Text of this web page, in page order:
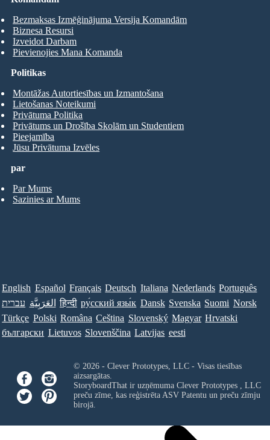
Bezmaksas Izmēģinājuma Versija Komandām
Biznesa Resursi
Izveidot Darbam
Pievienojies Mana Komanda
par
Par Mums
Sazinies ar Mums
Politikas
Montāžas Autortiesības un Izmantošana
Lietošanas Noteikumi
Privātuma Politika
Privātums un Drošība Skolām un Studentiem
Pieejamība
Jūsu Privātuma Izvēles
English Español Français Deutsch Italiana Nederlands Português
עברית العَرَبِيَّة हिन्दी ру́сский язы́к Dansk Svenska Suomi Norsk
Türkçe Polski Româna Ceština Slovenský Magyar Hrvatski
български Lietuvos Slovenščina Latvijas eesti
© 2026 - Clever Prototypes, LLC - Visas tiesības
aizsargātas.
StoryboardThat ir uzņēmuma Clever Prototypes , LLC
preču zīme, kas reģistrēta ASV Patentu un preču zīmju
birojā.